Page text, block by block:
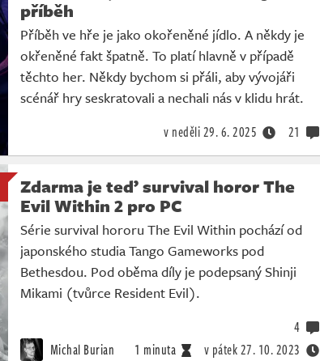
příběh
Příběh ve hře je jako okořeněné jídlo. A někdy je
okřeněné fakt špatně. To platí hlavně v případě
těchto her. Někdy bychom si přáli, aby vývojáři
scénář hry seskratovali a nechali nás v klidu hrát.
v neděli29. 6. 2025 21
Zdarma je teď survival horor The
Evil Within 2 pro PC
Série survival hororu The Evil Within pochází od
japonského studia Tango Gameworks pod
Bethesdou. Pod oběma díly je podepsaný Shinji
Mikami (tvůrce Resident Evil).
Michal Burian 1 minuta v pátek27. 10. 2023
4